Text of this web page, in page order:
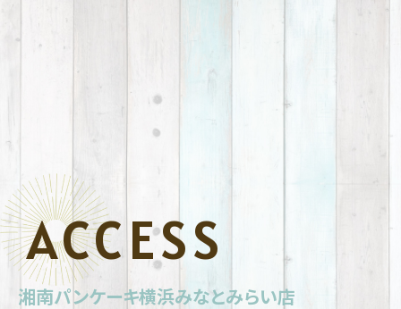
ACCESS
湘南パンケーキ横浜みなとみらい店